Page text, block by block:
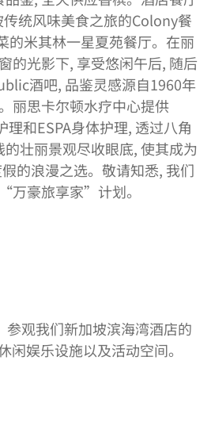
统风味美食之旅的Colony餐
的米其林一星夏苑餐厅。在丽
的光影下, 享受悠闲午后, 随后
酒吧, 品鉴灵感源自1960年
丽思卡尔顿水疗中心提供
理和ESPA身体护理, 透过八角
壮丽景观尽收眼底, 使其成为
的浪漫之选。敬请知悉, 我们
万豪旅享家”计划。
参观我们新加坡滨海湾酒店的
闲娱乐设施以及活动空间。